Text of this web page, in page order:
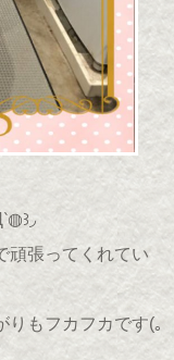
頑張ってくれてい
りもフカフカです(｡